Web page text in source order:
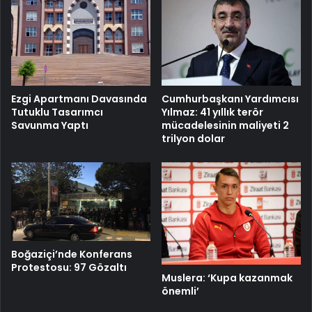
Ezgi Apartmanı Davasında
Tutuklu Tasarımcı
Savunma Yaptı
Cumhurbaşkanı Yardımcısı
Yılmaz: 41 yıllık terör
mücadelesinin maliyeti 2
trilyon dolar
Boğaziçi’nde Konferans
Protestosu: 97 Gözaltı
Muslera: ‘Kupa kazanmak
önemli’